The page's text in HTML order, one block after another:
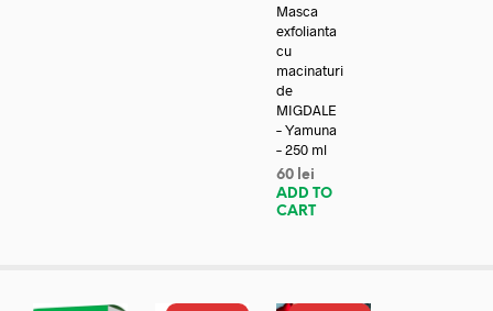
Masca
exfolianta
cu
macinaturi
de
MIGDALE
– Yamuna
– 250 ml
60 lei
ADD TO
CART